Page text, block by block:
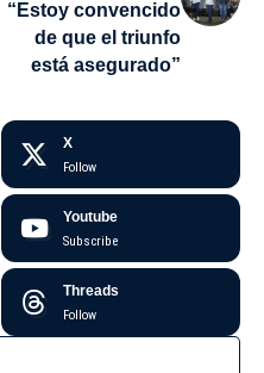
“Estoy convencido
de que el triunfo
está asegurado”
X
Follow
Youtube
Subscribe
Threads
Follow